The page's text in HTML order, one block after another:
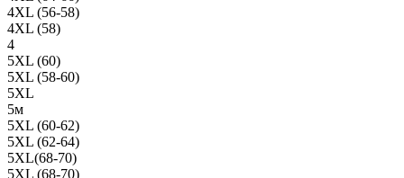
4XL (56-58)
4XL (58)
4
5XL (60)
5XL (58-60)
5XL
5м
5XL (60-62)
5XL (62-64)
5XL(68-70)
5XL (68-70)